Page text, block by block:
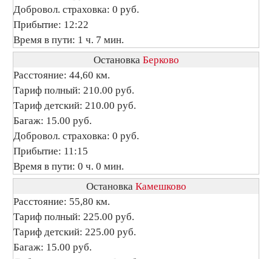
Добровол. страховка: 0 руб.
Прибытие: 12:22
Время в пути: 1 ч. 7 мин.
Остановка Берково
Расстояние: 44,60 км.
Тариф полный: 210.00 руб.
Тариф детский: 210.00 руб.
Багаж: 15.00 руб.
Добровол. страховка: 0 руб.
Прибытие: 11:15
Время в пути: 0 ч. 0 мин.
Остановка Камешково
Расстояние: 55,80 км.
Тариф полный: 225.00 руб.
Тариф детский: 225.00 руб.
Багаж: 15.00 руб.